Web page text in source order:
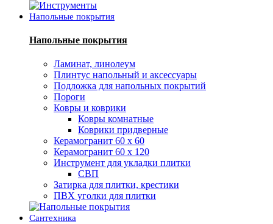
Напольные покрытия
Напольные покрытия
Ламинат, линолеум
Плинтус напольный и аксессуары
Подложка для напольных покрытий
Пороги
Ковры и коврики
Ковры комнатные
Коврики придверные
Керамогранит 60 х 60
Керамогранит 60 х 120
Инструмент для укладки плитки
СВП
Затирка для плитки, крестики
ПВХ уголки для плитки
Сантехника